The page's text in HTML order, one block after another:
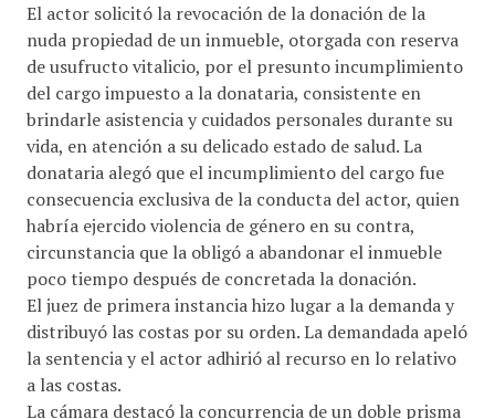
El actor solicitó la revocación de la donación de la
nuda propiedad de un inmueble, otorgada con reserva
de usufructo vitalicio, por el presunto incumplimiento
del cargo impuesto a la donataria, consistente en
brindarle asistencia y cuidados personales durante su
vida, en atención a su delicado estado de salud. La
donataria alegó que el incumplimiento del cargo fue
consecuencia exclusiva de la conducta del actor, quien
habría ejercido violencia de género en su contra,
circunstancia que la obligó a abandonar el inmueble
poco tiempo después de concretada la donación.
El juez de primera instancia hizo lugar a la demanda y
distribuyó las costas por su orden. La demandada apeló
la sentencia y el actor adhirió al recurso en lo relativo
a las costas.
La cámara destacó la concurrencia de un doble prisma